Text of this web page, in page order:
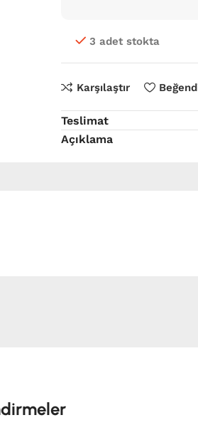
3 adet stokta
Karşılaştır
Teslimat
Açıklama